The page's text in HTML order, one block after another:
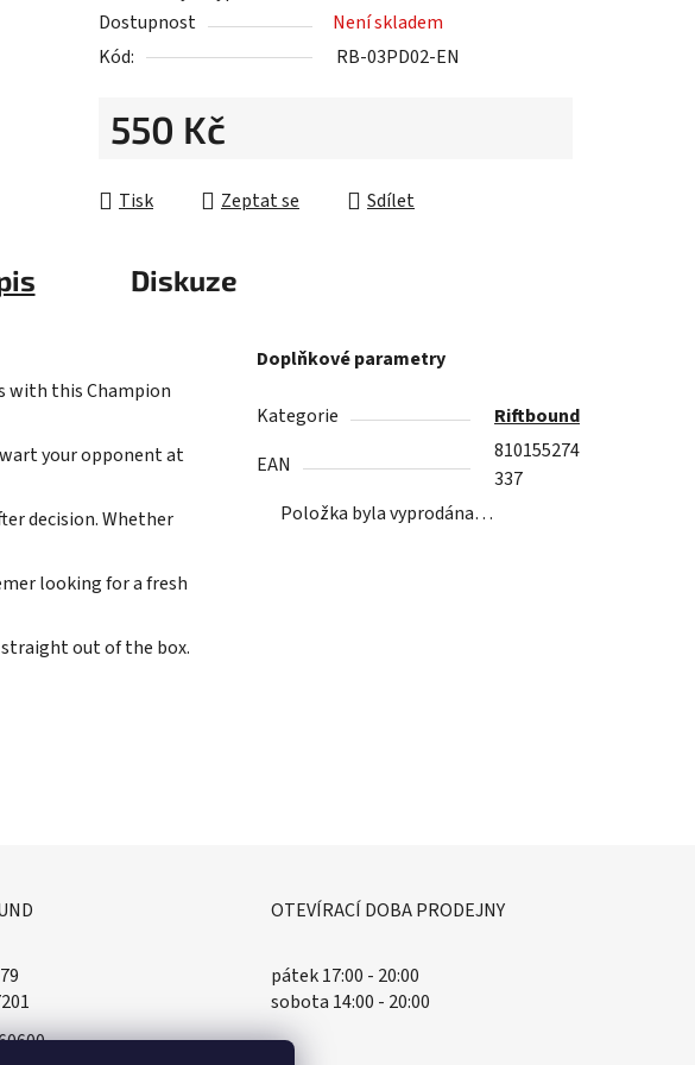
0,0
z
hvězdiček.
Dostupnost
Není skladem
Kód:
RB-03PD02-EN
550 Kč
Tisk
Zeptat se Sdílet
Diskuze
with this Champion
your opponent at
decision. Whether
looking for a fresh
out of the box.
Doplňkové parametry
Kategorie
Riftbound
EAN
810155274
337
Položka byla vyprodána…
OTEVÍRACÍ DOBA PRODEJNY
pátek 17:00 - 20:00
sobota 14:00 - 20:00